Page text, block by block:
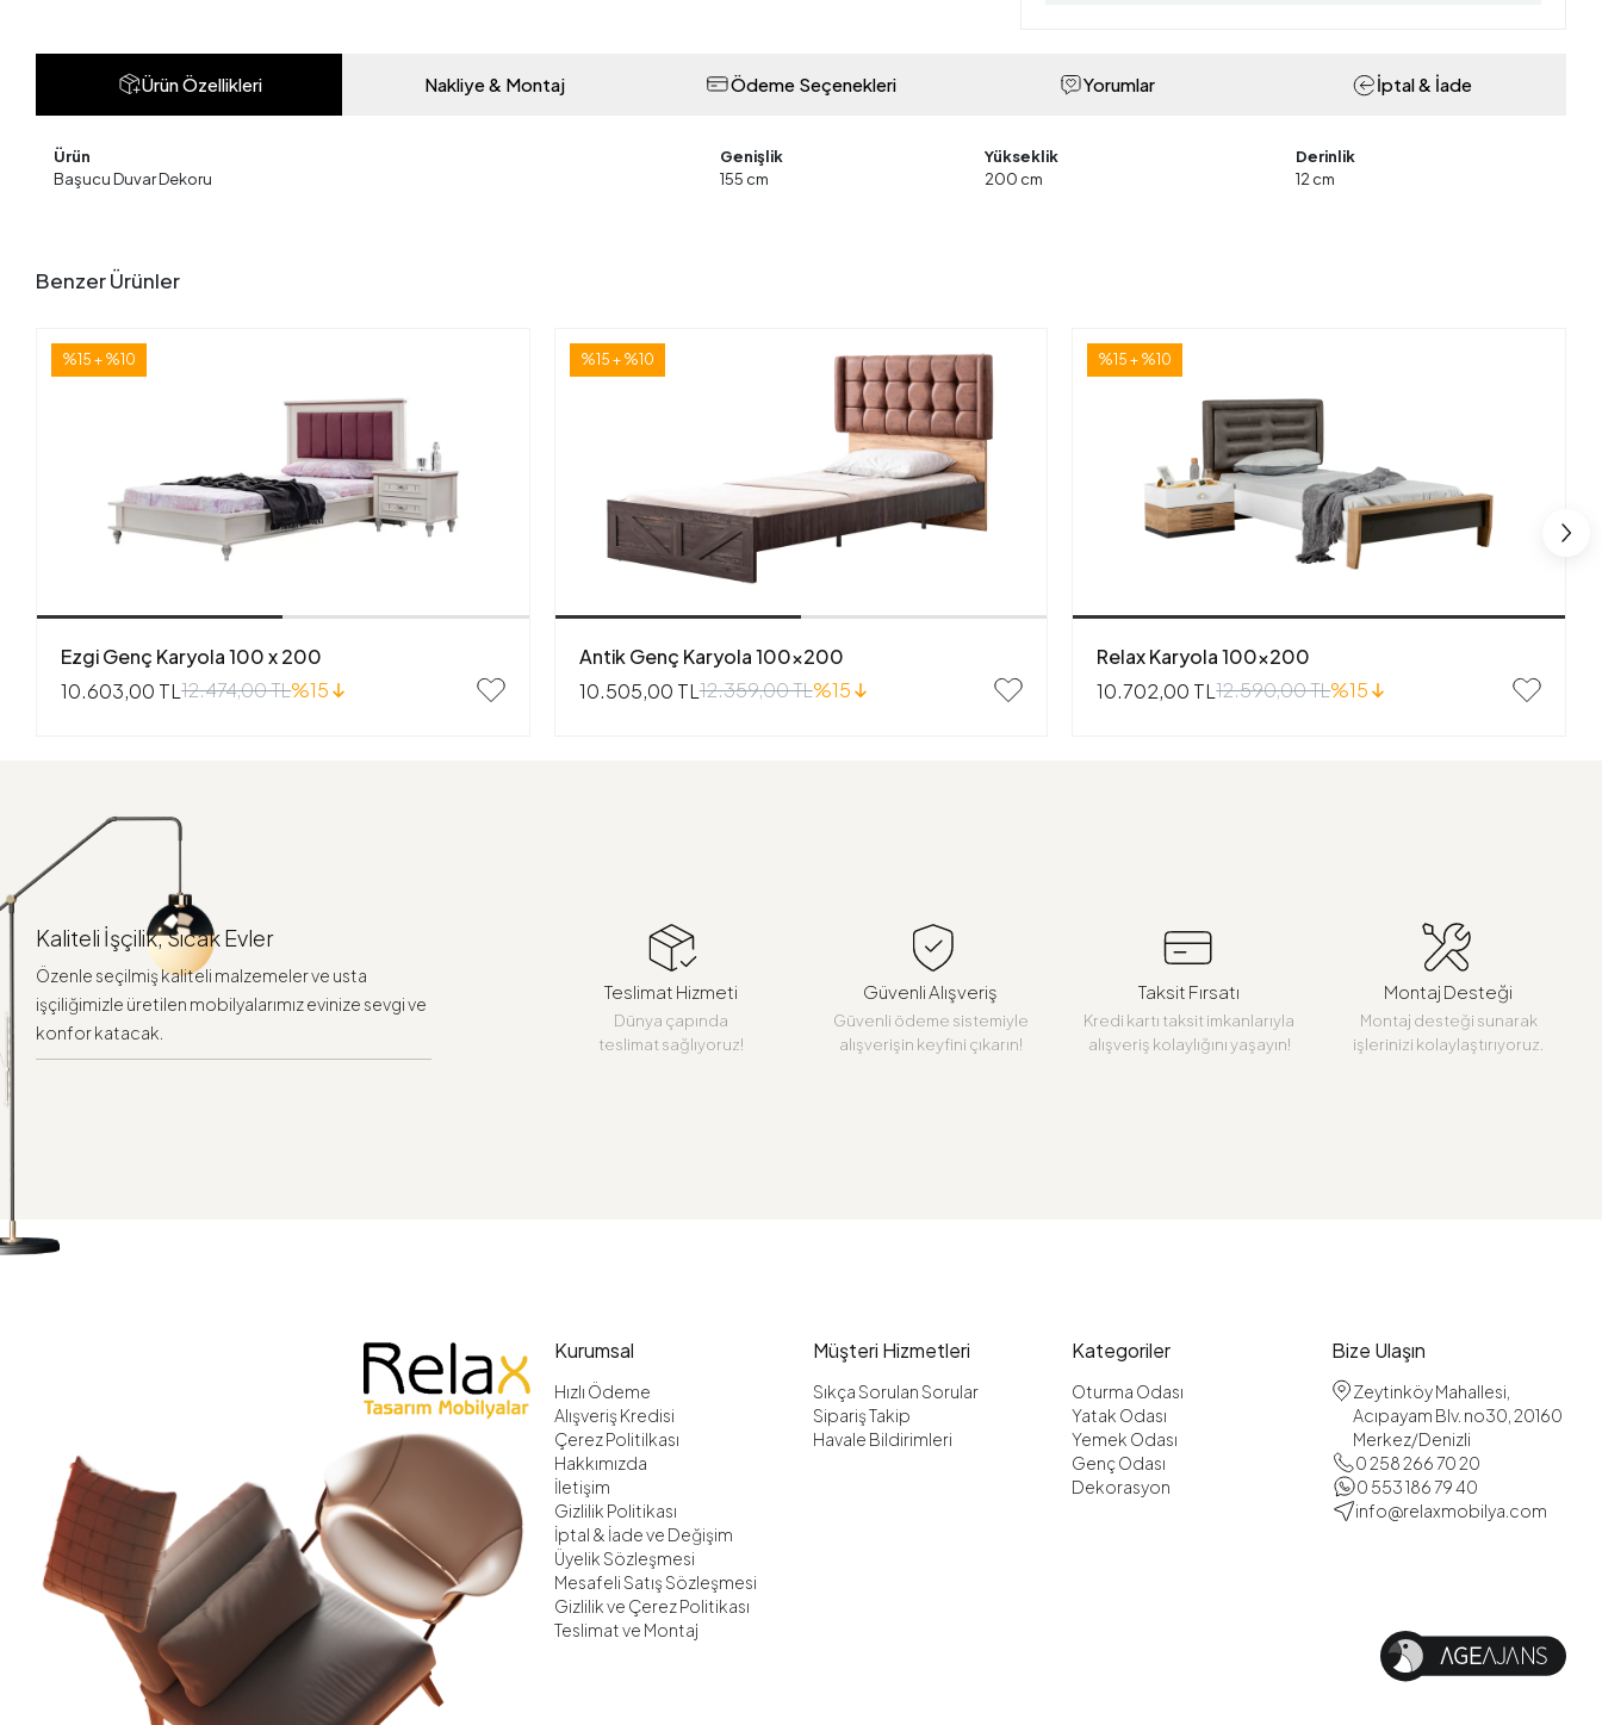
Ürün Özellikleri Nakliye & Montaj Ödeme Seçenekleri Yorumlar İptal & İade
Ürün Genişlik Yükseklik
Derinlik
Başucu Duvar Dekoru
155 cm 200 cm 12 cm
Benzer Ürünler
%15 + %10
Ezgi Genç Karyola 100 x 200
10.603,00 TL12.474,00 TL%15
%15 + %10
Antik Genç Karyola 100x200
10.505,00 TL12.359,00 TL%15
%15 + %10
Relax Karyola 100x200
10.702,00 TL12.590,00 TL%15
Kaliteli İşçilik, Sıcak Evler
Özenle seçilmiş kaliteli malzemeler ve usta
işçiliğimizle üretilen mobilyalarımız evinize sevgi ve
konfor katacak.
Teslimat Hizmeti
Dünya çapında
teslimat sağlıyoruz!
Güvenli Alışveriş
Güvenli ödeme sistemiyle
alışverişin keyfini çıkarın!
Taksit Fırsatı
Kredi kartı taksit imkanlarıyla
alışveriş kolaylığını yaşayın!
Montaj Desteği
Montaj desteği sunarak
işlerinizi kolaylaştırıyoruz.
Kurumsal
Hızlı Ödeme
Alışveriş Kredisi
Çerez Politilkası
Hakkımızda
İletişim
Gizlilik Politikası
İptal & İade ve Değişim
Üyelik Sözleşmesi
Mesafeli Satış Sözleşmesi
Gizlilik ve Çerez Politikası
Teslimat ve Montaj
Müşteri Hizmetleri
Sıkça Sorulan Sorular
Sipariş Takip
Havale Bildirimleri
Kategoriler
Oturma Odası
Yatak Odası
Yemek Odası
Genç Odası
Dekorasyon
Bize Ulaşın
Zeytinköy Mahallesi,
Acıpayam Blv. no30, 20160
Merkez/Denizli
0 258 266 70 20
0 553 186 79 40
info@relaxmobilya.com